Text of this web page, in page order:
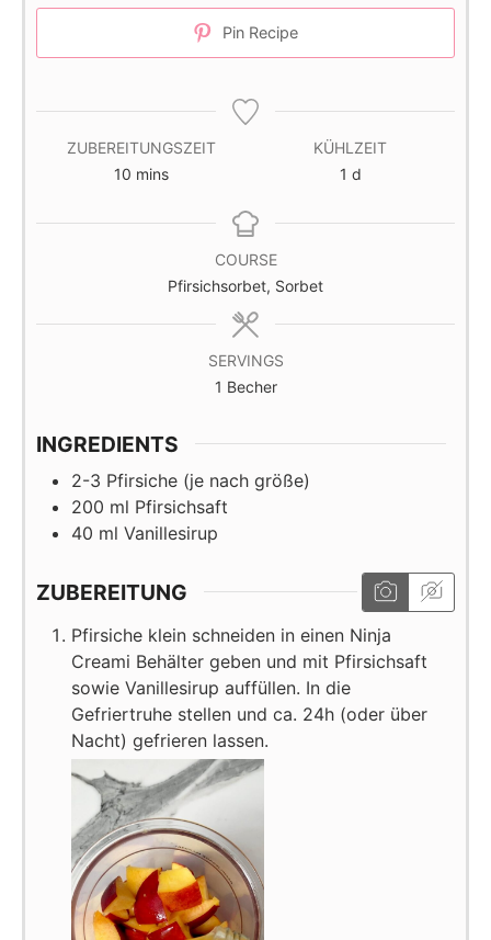
Pin Recipe
ZUBEREITUNGSZEIT
10minutes
mins
KÜHLZEIT
1 day
d
COURSE
Pfirsichsorbet, Sorbet
SERVINGS
1 Becher
INGREDIENTS
2-3 Pfirsiche (je nach größe)
200 ml Pfirsichsaft
40 ml Vanillesirup
ZUBEREITUNG
Pfirsiche klein schneiden in einen Ninja
Creami Behälter geben und mit Pfirsichsaft
sowie Vanillesirup auffüllen. In die
Gefriertruhe stellen und ca. 24h (oder über
Nacht) gefrieren lassen.